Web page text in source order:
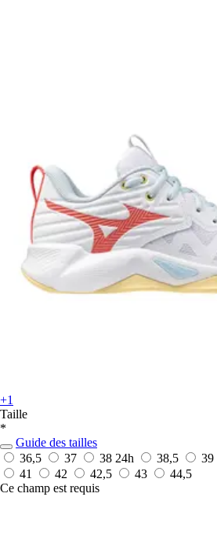
+1
Taille
*
Guide des tailles
36,5
37 38 24h 38,5 39
41
42 42,5 43
44,5
Ce champ est requis